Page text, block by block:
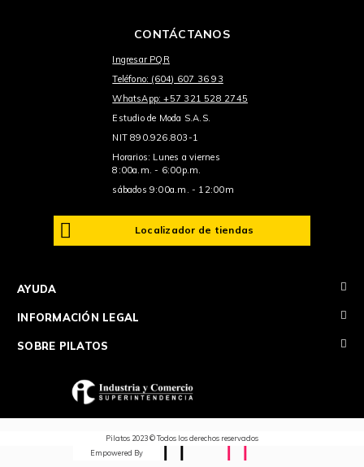
CONTÁCTANOS
Ingresar PQR
Teléfono: (604) 607 36 93
WhatsApp: +57 321 528 2745
Estudio de Moda S.A.S.
NIT 890.926.803-1
Horarios: Lunes a viernes
8:00a.m. - 6:00p.m.
sábados 9:00a.m. - 12:00m
Localizador de tiendas
AYUDA +
INFORMACIÓN LEGAL +
SOBRE PILATOS +
Pilatos 2023 © Todos los derechos reservados
Empowered By